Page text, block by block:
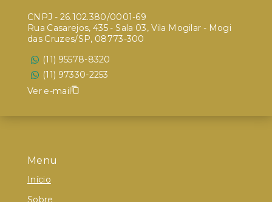
Menu
Início
Sobre
CNPJ - 26.102.380/0001-69
Rua Casarejos, 435 - Sala 03, Vila Mogilar - Mogi
das Cruzes/SP, 08773-300
(11) 95578-8320
(11) 97330-2253
Ver e-mail